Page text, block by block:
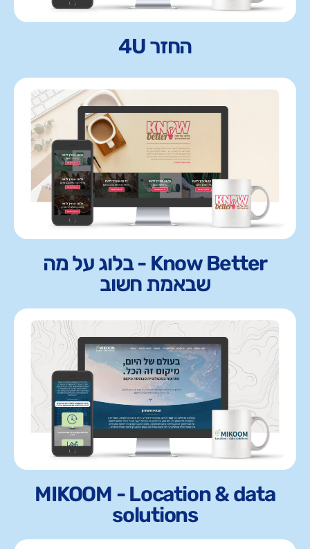
החזר 4U
Know Better - בלוג על מה
שבאמת חשוב
MIKOOM - Location & data
solutions